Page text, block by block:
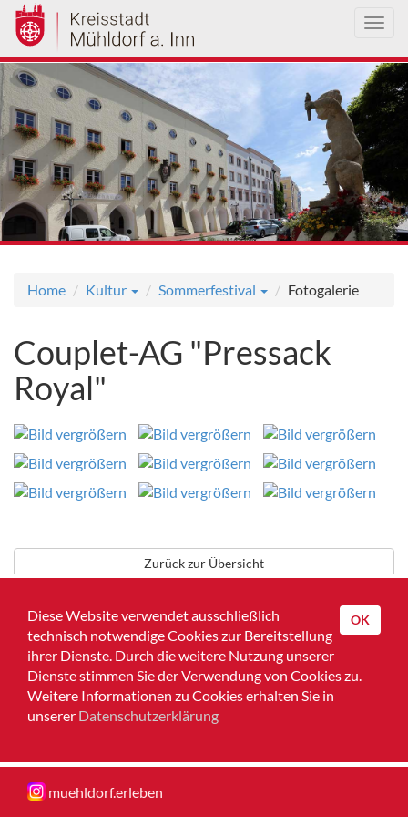
Direkt
zum
Inhalt
Home Kultur Sommerfestival Fotogalerie
Couplet-AG "Pressack
Royal"
Zurück zur Übersicht
Home
Impressum
Datenschutz
muehldorf.erleben
OK
Diese Website verwendet ausschließlich
technisch notwendige Cookies zur Bereitstellung
ihrer Dienste. Durch die weitere Nutzung unserer
Dienste stimmen Sie der Verwendung von Cookies zu.
Weitere Informationen zu Cookies erhalten Sie in
unserer Datenschutzerklärung